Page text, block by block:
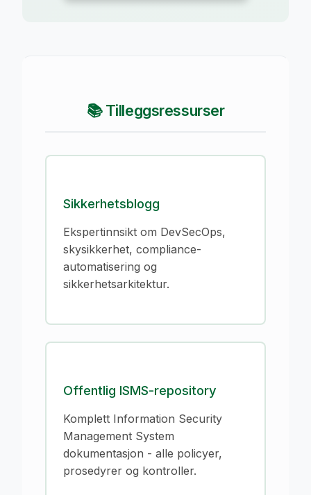
📚 Tilleggsressurser
Sikkerhetsblogg
Ekspertinnsikt om DevSecOps,
skysikkerhet, compliance-
automatisering og
sikkerhetsarkitektur.
Offentlig ISMS-repository
Komplett Information Security
Management System
dokumentasjon - alle policyer,
prosedyrer og kontroller.